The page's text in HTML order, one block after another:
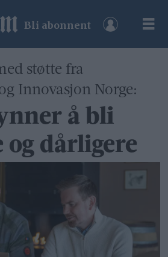
Bli abonnent
støtte fra
Innovasjon Norge:
å bli
og dårligere